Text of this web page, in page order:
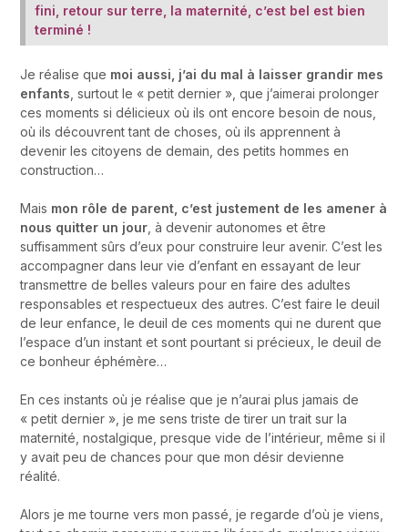
fini, retour sur terre, la maternité, c’est bel est bien
terminé !
Je réalise que moi aussi, j’ai du mal à laisser grandir mes
enfants , surtout le « petit dernier », que j’aimerai prolonger
ces moments si délicieux où ils ont encore besoin de nous,
où ils découvrent tant de choses, où ils apprennent à
devenir les citoyens de demain, des petits hommes en
construction…
Mais mon rôle de parent, c’est justement de les amener à
nous quitter un jour , à devenir autonomes et être
suffisamment sûrs d’eux pour construire leur avenir. C’est les
accompagner dans leur vie d’enfant en essayant de leur
transmettre de belles valeurs pour en faire des adultes
responsables et respectueux des autres. C’est faire le deuil
de leur enfance, le deuil de ces moments qui ne durent que
l’espace d’un instant et sont pourtant si précieux, le deuil de
ce bonheur éphémère…
En ces instants où je réalise que je n’aurai plus jamais de
« petit dernier », je me sens triste de tirer un trait sur la
maternité, nostalgique, presque vide de l’intérieur, même si il
y avait peu de chances pour que mon désir devienne
réalité.
Alors je me tourne vers mon passé, je regarde d’où je viens,